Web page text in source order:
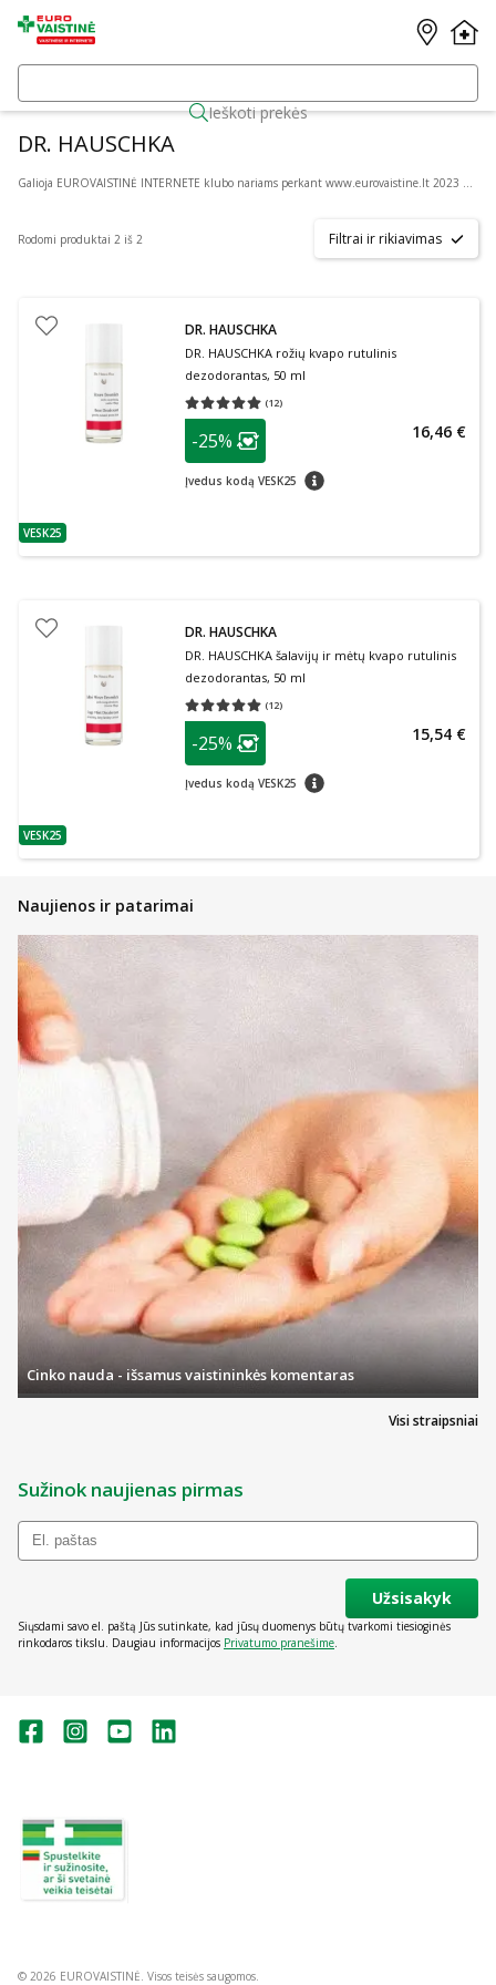
Ieškoti prekės
DR. HAUSCHKA
Galioja EUROVAISTINĖ INTERNETE klubo nariams perkant www.eurovaistine.lt 2023 06 01 - 30 prekėms pagal administracijos patvirtintą sąrašą. Įmonė pasilieka teisę bet kada keisti akcijos sąlygas. Prekių skaičius ribotas.
Rodomi produktai 2 iš 2 Filtrai ir rikiavimas
patarimas
VESK25
DR. HAUSCHKA
DR. HAUSCHKA rožių kvapo rutulinis
dezodorantas, 50 ml
(12)
Vidutinis įvertinimas 5.00
patarimas
Lojalumo klubo narių nuolaida
-25%
Įvedus kodą VESK25 patarimas
16,46 €
patarimas
VESK25
DR. HAUSCHKA
DR. HAUSCHKA šalavijų ir mėtų kvapo rutulinis
dezodorantas, 50 ml
(12)
Vidutinis įvertinimas 5.00
patarimas
Lojalumo klubo narių nuolaida
-25%
Įvedus kodą VESK25 patarimas
15,54 €
Naujienos ir patarimai
Visi straipsniai
Cinko nauda - išsamus vaistininkės komentaras
Sužinok naujienas pirmas
Užsisakyk
Siųsdami savo el. paštą Jūs sutinkate, kad jūsų duomenys būtų tvarkomi tiesioginės
rinkodaros tikslu. Daugiau informacijos Privatumo pranešime.
© 2026 EUROVAISTINĖ. Visos teisės saugomos.